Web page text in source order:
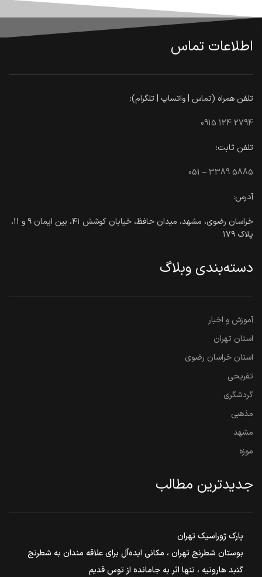
اطلاعات تماس
تلفن همراه (تماس | واتساپ | تلگرام):
0915 124 2794
تلفن ثابت:
051 – 3389 5885
آدرس:
خراسان رضوی، مشهد، میدان حافظ، خیابان کوشش ۴۱، بین ایمان ۹ و ۱۱،
پلاک ۱۷۹
دسته‌بندی وبلاگ
آموزش و اخبار
استان تهران
استان خراسان رضوی
تفریحی
گردشگری
مذهبی
مشهد
موزه
جدیدترین مطالب
پارک ژوراسیک تهران
بوستان شطرنج تهران ، مکانی ایده‌آل برای علاقه مندان به شطرنج
گنبد هارونیه ، تنها اثر به جامانده از توس قدیم